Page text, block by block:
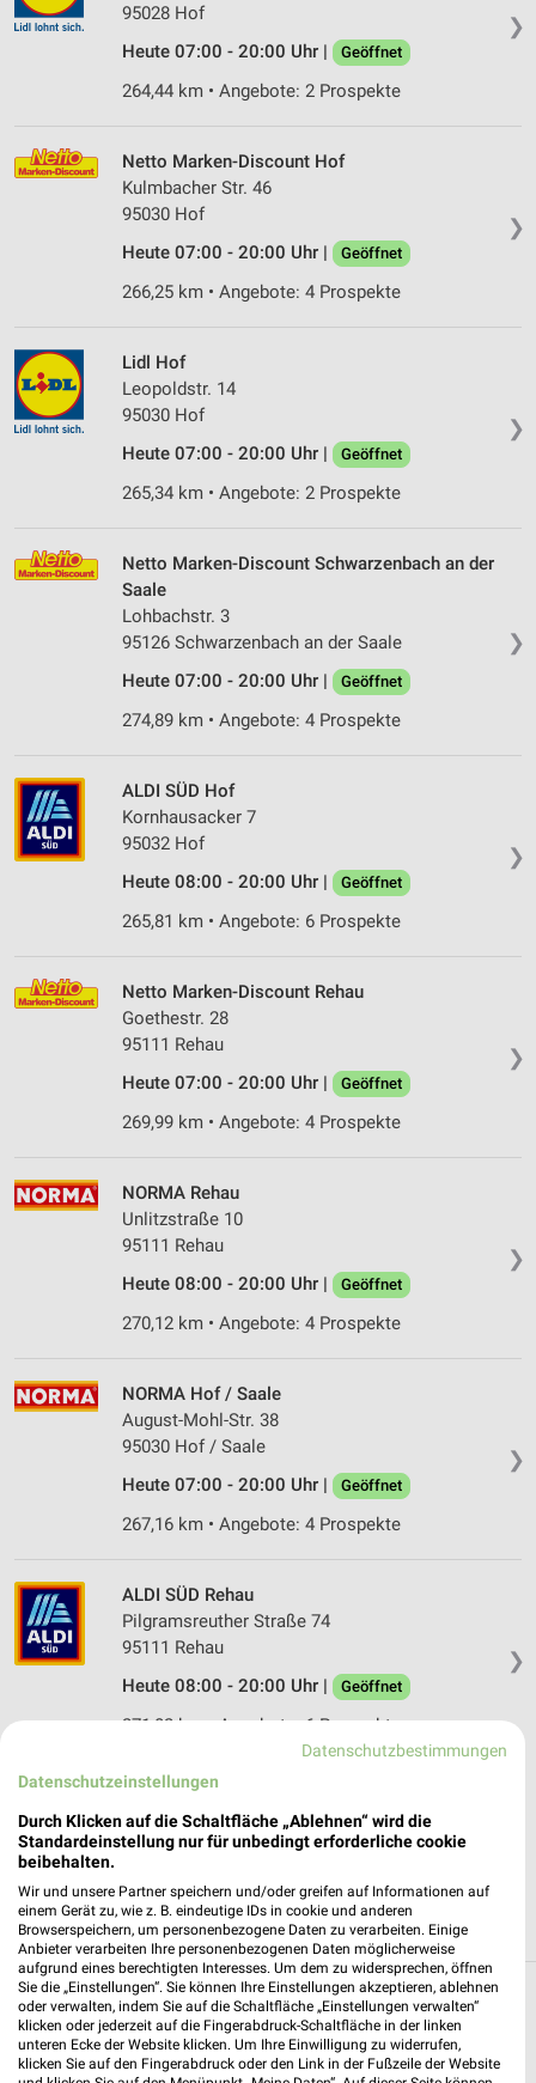
❯
95028 Hof
Heute 07:00 - 20:00 Uhr |
Geöffnet
264,44 km • Angebote: 2 Prospekte
❯
Netto Marken-Discount Hof
Kulmbacher Str. 46
95030 Hof
Heute 07:00 - 20:00 Uhr |
Geöffnet
266,25 km • Angebote: 4 Prospekte
❯
Lidl Hof
Leopoldstr. 14
95030 Hof
Heute 07:00 - 20:00 Uhr |
Geöffnet
265,34 km • Angebote: 2 Prospekte
❯
Netto Marken-Discount Schwarzenbach an der
Saale
Lohbachstr. 3
95126 Schwarzenbach an der Saale
Heute 07:00 - 20:00 Uhr |
Geöffnet
274,89 km • Angebote: 4 Prospekte
❯
ALDI SÜD Hof
Kornhausacker 7
95032 Hof
Heute 08:00 - 20:00 Uhr |
Geöffnet
265,81 km • Angebote: 6 Prospekte
❯
Netto Marken-Discount Rehau
Goethestr. 28
95111 Rehau
Heute 07:00 - 20:00 Uhr |
Geöffnet
269,99 km • Angebote: 4 Prospekte
❯
NORMA Rehau
Unlitzstraße 10
95111 Rehau
Heute 08:00 - 20:00 Uhr |
Geöffnet
270,12 km • Angebote: 4 Prospekte
❯
NORMA Hof / Saale
August-Mohl-Str. 38
95030 Hof / Saale
Heute 07:00 - 20:00 Uhr |
Geöffnet
267,16 km • Angebote: 4 Prospekte
❯
ALDI SÜD Rehau
Pilgramsreuther Straße 74
95111 Rehau
Heute 08:00 - 20:00 Uhr |
Geöffnet
271,02 km • Angebote: 6 Prospekte
Netto Marken-Discount Köditz
Göstrastr. 1
95189 Köditz
Heute 07:00 - 20:00 Uhr | Geöffnet
265,97 km • Angebote: 4 Prospekte
Discounter Angebote und Prospekte für
Döhlau
Datenschutzbestimmungen
Datenschutzeinstellungen
Durch Klicken auf die Schaltfläche „Ablehnen“ wird die
Standardeinstellung nur für unbedingt erforderliche cookie
beibehalten.
Wir und unsere Partner speichern und/oder greifen auf Informationen auf
einem Gerät zu, wie z. B. eindeutige IDs in cookie und anderen
Browserspeichern, um personenbezogene Daten zu verarbeiten. Einige
Anbieter verarbeiten Ihre personenbezogenen Daten möglicherweise
aufgrund eines berechtigten Interesses. Um dem zu widersprechen, öffnen
Sie die „Einstellungen“. Sie können Ihre Einstellungen akzeptieren, ablehnen
oder verwalten, indem Sie auf die Schaltfläche „Einstellungen verwalten“
klicken oder jederzeit auf die Fingerabdruck-Schaltfläche in der linken
unteren Ecke der Website klicken. Um Ihre Einwilligung zu widerrufen,
klicken Sie auf den Fingerabdruck oder den Link in der Fußzeile der Website